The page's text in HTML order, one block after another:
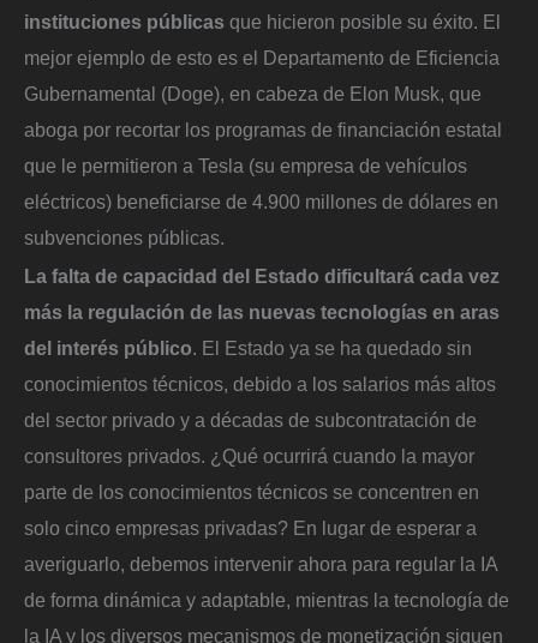
instituciones públicas que hicieron posible su éxito. El
mejor ejemplo de esto es el Departamento de Eficiencia
Gubernamental (Doge), en cabeza de Elon Musk, que
aboga por recortar los programas de financiación estatal
que le permitieron a Tesla (su empresa de vehículos
eléctricos) beneficiarse de 4.900 millones de dólares en
subvenciones públicas.
La falta de capacidad del Estado dificultará cada vez
más la regulación de las nuevas tecnologías en aras
del interés público. El Estado ya se ha quedado sin
conocimientos técnicos, debido a los salarios más altos
del sector privado y a décadas de subcontratación de
consultores privados. ¿Qué ocurrirá cuando la mayor
parte de los conocimientos técnicos se concentren en
solo cinco empresas privadas? En lugar de esperar a
averiguarlo, debemos intervenir ahora para regular la IA
de forma dinámica y adaptable, mientras la tecnología de
la IA y los diversos mecanismos de monetización siguen